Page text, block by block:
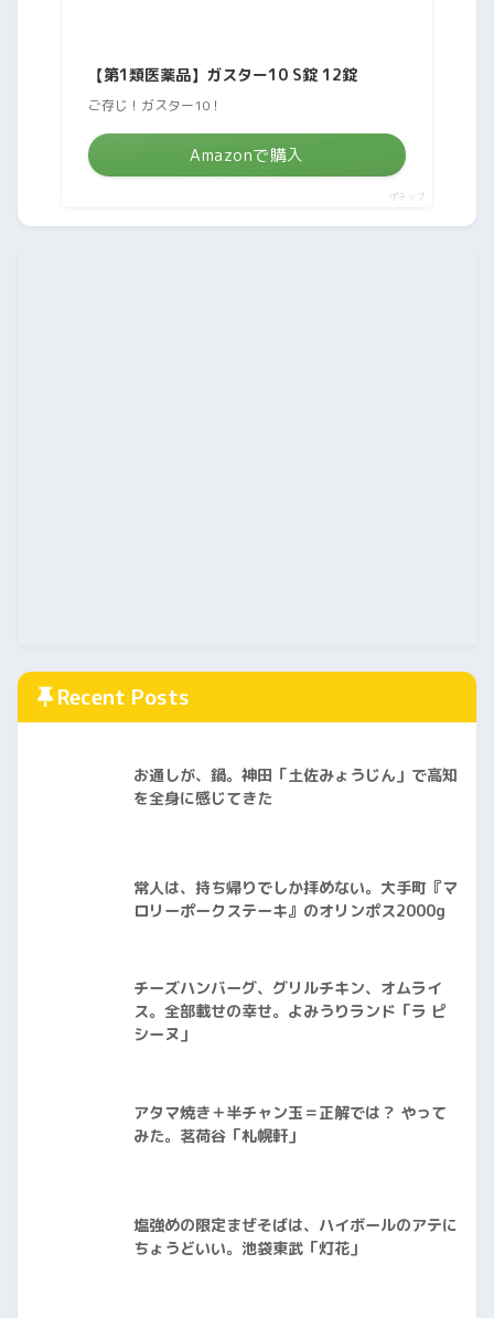
【第1類医薬品】ガスター10 S錠 12錠
ご存じ！ガスター10！
Amazonで購入
ポチップ
Recent Posts
お通しが、鍋。神田「土佐みょうじん」で高知
を全身に感じてきた
常人は、持ち帰りでしか拝めない。大手町『マ
ロリーポークステーキ』のオリンポス2000g
チーズハンバーグ、グリルチキン、オムライ
ス。全部載せの幸せ。よみうりランド「ラ ピ
シーヌ」
アタマ焼き＋半チャン玉＝正解では？ やって
みた。茗荷谷「札幌軒」
塩強めの限定まぜそばは、ハイボールのアテに
ちょうどいい。池袋東武「灯花」